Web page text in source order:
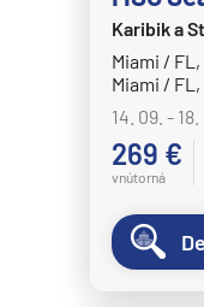
MSC
MSC
MSC
MSC
MSC
Karibik a
Miami / FL,
Miami / FL,
14. 09. -
269 €
vnútorná